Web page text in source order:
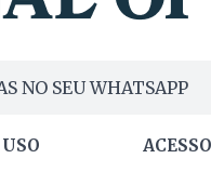
NO SEU WHATSAPP